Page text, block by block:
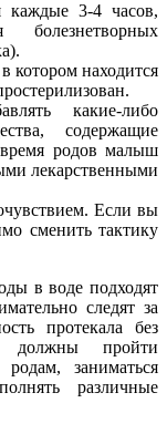
каждые 3-4 часов,
котором находится
какие-либо
содержащие
родов малыш
лекарственными
Если вы
сменить тактику
в воде подходят
следят за
протекала без
должны пройти
заниматься
различные